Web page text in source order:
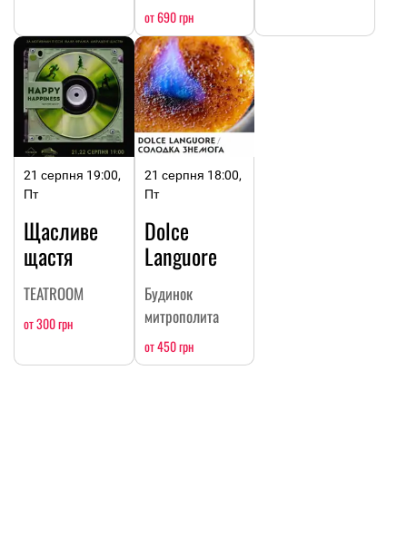
от 690 грн
21 серпня 19:00,
Пт
Щасливе
щастя
TEATROOM
от 300 грн
21 серпня 18:00,
Пт
Dolce
Languore
Будинок
митрополита
от 450 грн